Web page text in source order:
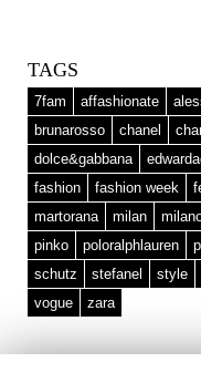
TAGS
7fam affashionate
brunarosso
chanel
dolce&gabbana
fashion
fashion week
martorana
milan
pinko
poloralphlauren
schutz
stefanel style
vogue
zara